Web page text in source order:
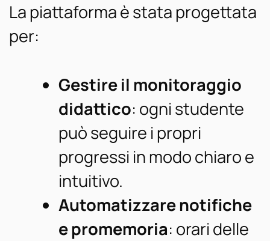
La piattaforma è stata progettata
per:
Gestire il monitoraggio
didattico: ogni studente
può seguire i propri
progressi in modo chiaro e
intuitivo.
Automatizzare notifiche
e promemoria: orari delle